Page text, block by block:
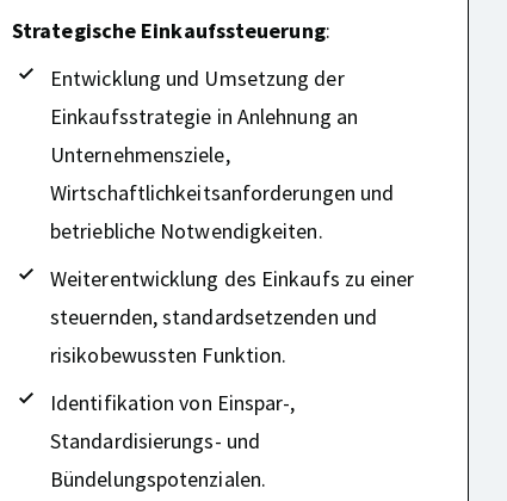
Strategische Einkaufssteuerung:
Entwicklung und Umsetzung der
Einkaufsstrategie in Anlehnung an
Unternehmensziele,
Wirtschaftlichkeitsanforderungen und
betriebliche Notwendigkeiten.
Weiterentwicklung des Einkaufs zu einer
steuernden, standardsetzenden und
risikobewussten Funktion.
Identifikation von Einspar-,
Standardisierungs- und
Bündelungspotenzialen.